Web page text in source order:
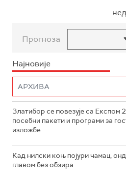
Прогноза
Најновије
Златибор се повезује са Експом
посебни пакети и програми за
изложбе
Кад нилски коњ појури чамац,
главом без обзира